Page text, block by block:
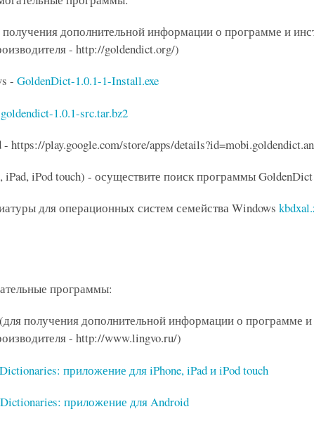
получения дополнительной информации о программе и
- http://goldendict.org/)
- GoldenDict-1.0.1-1-Install.exe
goldendict-1.0.1-src.tar.bz2
play.google.com/store/apps/
iPad, iPod touch) - осуществите поиск программы
для операционных систем семейства Windows
программы:
получения дополнительной информации о программе
- http://www.lingvo.ru/)
приложение для iPhone, iPad и iPod touch
приложение для Android